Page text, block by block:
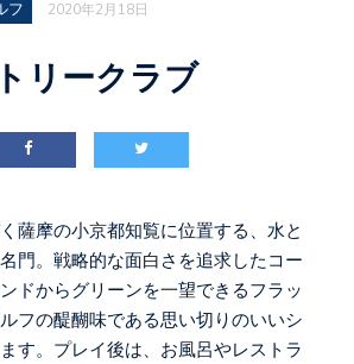
フ 2020年2月18日
リークラブ
薩摩の小京都知覧に位置する、水と
門。戦略的な面白さを追求したコー
ドからグリーンを一望できるフラッ
フの醍醐味である思い切りのいいシ
す。プレイ後は、お風呂やレストラ